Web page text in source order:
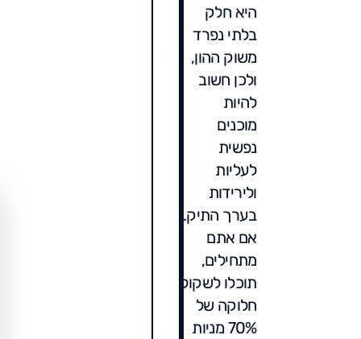
היא חלק
בלתי נפרד
משוק ההון,
ולכן חשוב
להיות
מוכנים
נפשית
לעליות
ולירידות
בערך התיק.
אם אתם
מתחילים,
תוכלו לשקול
חלוקה של
70% מניות